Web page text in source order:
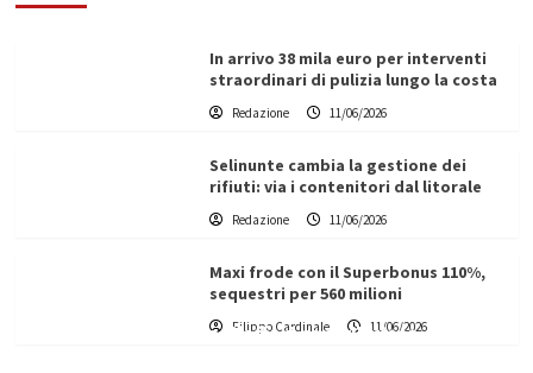
In arrivo 38 mila euro per interventi
straordinari di pulizia lungo la costa
Redazione 11/06/2026
Selinunte cambia la gestione dei
rifiuti: via i contenitori dal litorale
Redazione 11/06/2026
Maxi frode con il Superbonus 110%,
sequestri per 560 milioni
Filippo Cardinale 11/06/2026
Vino in Italia: il giro d’affari contribuisce